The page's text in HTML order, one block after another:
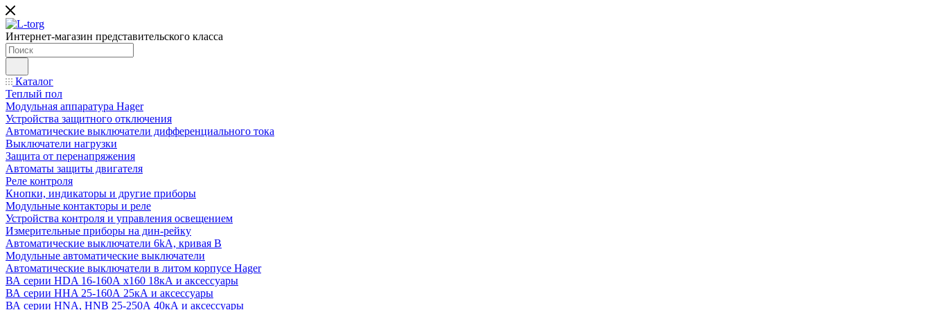
Интернет-магазин представительского класса
Каталог
Теплый пол
Модульная аппаратура Hager
Устройства защитного отключения
Автоматические выключатели дифференциального тока
Выключатели нагрузки
Защита от перенапряжения
Автоматы защиты двигателя
Реле контроля
Кнопки, индикаторы и другие приборы
Модульные контакторы и реле
Устройства контроля и управления освещением
Измерительные приборы на дин-рейку
Автоматические выключатели 6kA, кривая В
Модульные автоматические выключатели
Автоматические выключатели в литом корпусе Hager
ВА серии HDA 16-160А x160 18кА и аксессуары
ВА серии HHA 25-160А 25кА и аксессуары
ВА серии HNA, HNB 25-250А 40кА и аксессуары